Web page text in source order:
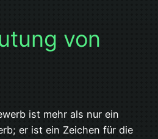
von
ist mehr als nur ein
er ist ein Zeichen für die